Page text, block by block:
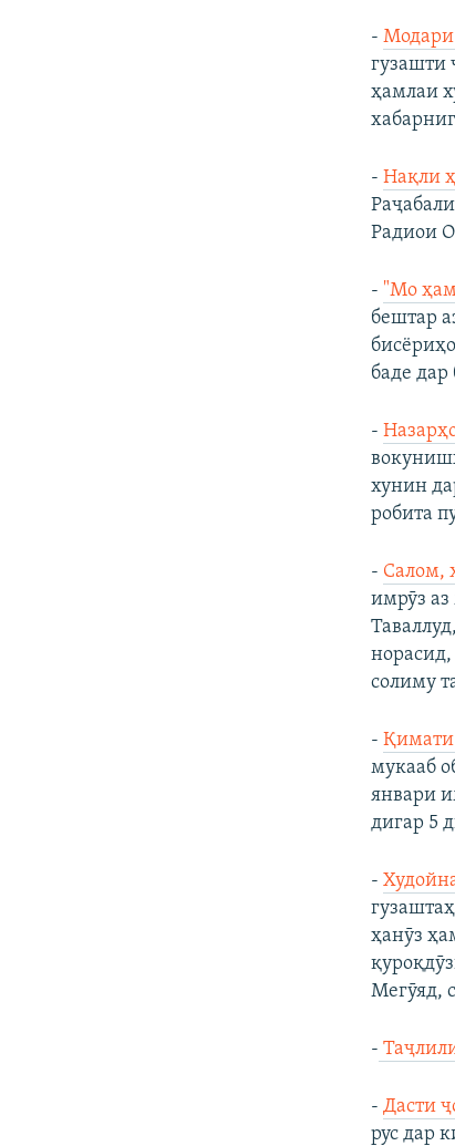
-Модари
гузашти
ҳамлаи
-Нақли
Радиои
- "Мо
бештар
баде
-
хунин
робита
- Салом,
имрӯз
солиму
-Қимати
мукааб
январи
дигар 5
-
ҳанӯз
Мегӯяд,
-
-Дасти
рус дар